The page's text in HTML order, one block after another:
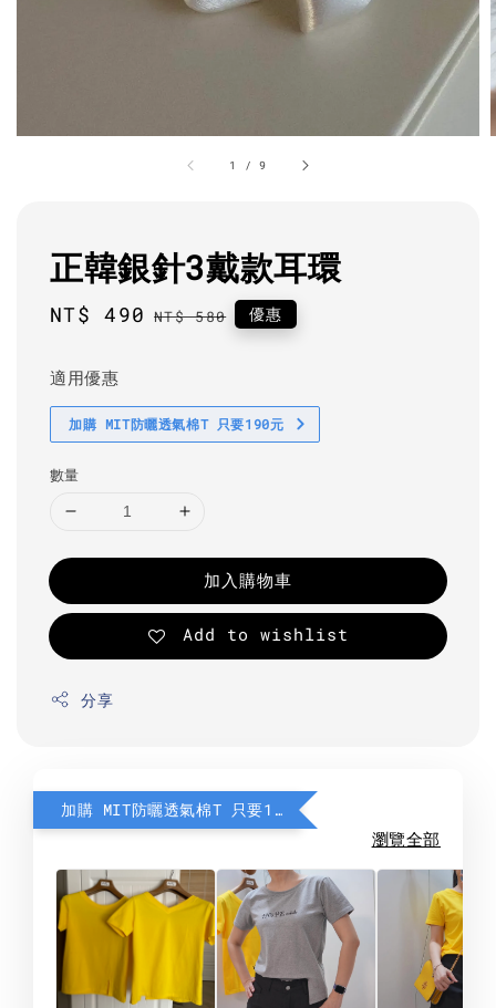
1 /9
正韓銀針3戴款耳環
Sale
NT$ 490 Regular
NT$ 580 優惠
適用優惠
加購 MIT防曬透氣棉T 只要190元
數量
加入購物車
Add to wishlist
分享
加購 MIT防曬透氣棉T 只要190元
瀏覽全部